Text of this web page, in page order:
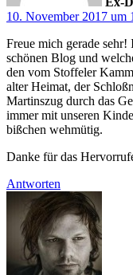
10. November 2017 um
Freue mich gerade
schönen Blog und
den vom Stoffeler
alter Heimat, der
Martinszug durch das
immer mit unseren
bißchen wehmütig.
Danke für das
Antworten